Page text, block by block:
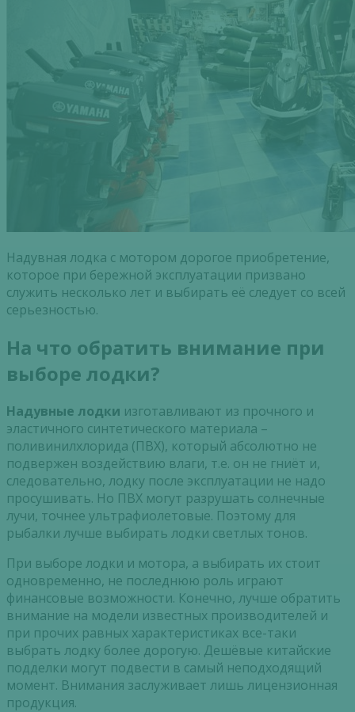
Надувная лодка с мотором дорогое приобретение,
которое при бережной эксплуатации призвано
служить несколько лет и выбирать её следует со всей
серьезностью.
На что обратить внимание при
выборе лодки?
Надувные лодки изготавливают из прочного и
эластичного синтетического материала –
поливинилхлорида (ПВХ), который абсолютно не
подвержен воздействию влаги, т.е. он не гниёт и,
следовательно, лодку после эксплуатации не надо
просушивать. Но ПВХ могут разрушать солнечные
лучи, точнее ультрафиолетовые. Поэтому для
рыбалки лучше выбирать лодки светлых тонов.
При выборе лодки и мотора, а выбирать их стоит
одновременно, не последнюю роль играют
финансовые возможности. Конечно, лучше обратить
внимание на модели известных производителей и
при прочих равных характеристиках все-таки
выбрать лодку более дорогую. Дешёвые китайские
подделки могут подвести в самый неподходящий
момент. Внимания заслуживает лишь лицензионная
продукция.